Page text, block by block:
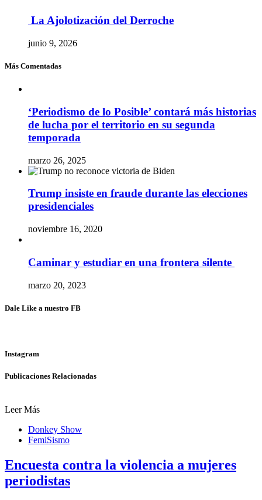
La Ajolotización del Derroche
junio 9, 2026
Más Comentadas
‘Periodismo de lo Posible’ contará más historias
de lucha por el territorio en su segunda
temporada
marzo 26, 2025
Trump insiste en fraude durante las elecciones
presidenciales
noviembre 16, 2020
Caminar y estudiar en una frontera silente
marzo 20, 2023
Dale Like a nuestro FB
Instagram
Publicaciones Relacionadas
Leer Más
Donkey Show
FemiSismo
Encuesta contra la violencia a mujeres
periodistas